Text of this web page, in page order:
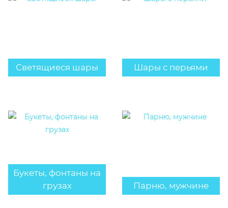
Светящиеся шары Шары с перьями
Букеты, фонтаны на
грузах
Парню, мужчине